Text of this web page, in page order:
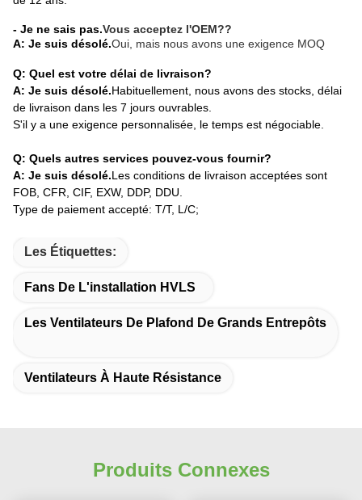
- Je ne sais pas.Vous acceptez l'OEM??
A: Je suis désolé.Oui, mais nous avons une exigence MOQ
Q: Quel est votre délai de livraison?
A: Je suis désolé.Habituellement, nous avons des stocks, délai
de livraison dans les 7 jours ouvrables.
S'il y a une exigence personnalisée, le temps est négociable.
Q: Quels autres services pouvez-vous fournir?
A: Je suis désolé.Les conditions de livraison acceptées sont
FOB, CFR, CIF, EXW, DDP, DDU.
Type de paiement accepté: T/T, L/C;
Les Étiquettes:
Fans De L'installation HVLS
Les Ventilateurs De Plafond De Grands Entrepôts
Ventilateurs À Haute Résistance
Produits Connexes